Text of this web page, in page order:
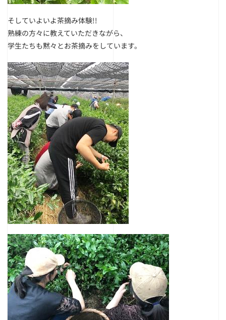
そしていよいよ茶摘み体験!!
熟練の方々に教えていただきながら、
学生たちも黙々とお茶摘みをしています。